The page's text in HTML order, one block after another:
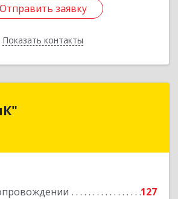
Отправить заявку
Показать контакты
Отправить заявку
Назад
127
обл, Бор г, Советская